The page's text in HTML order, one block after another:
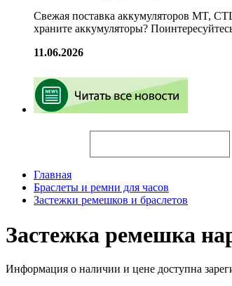
Свежая поставка аккумуляторов MT,
храните аккумуляторы?
11.06.2026
Главная
Браслеты и ремни для часов
Застежки ремешков и браслетов
Застежка ремешка
Информация о наличии и цене доступна